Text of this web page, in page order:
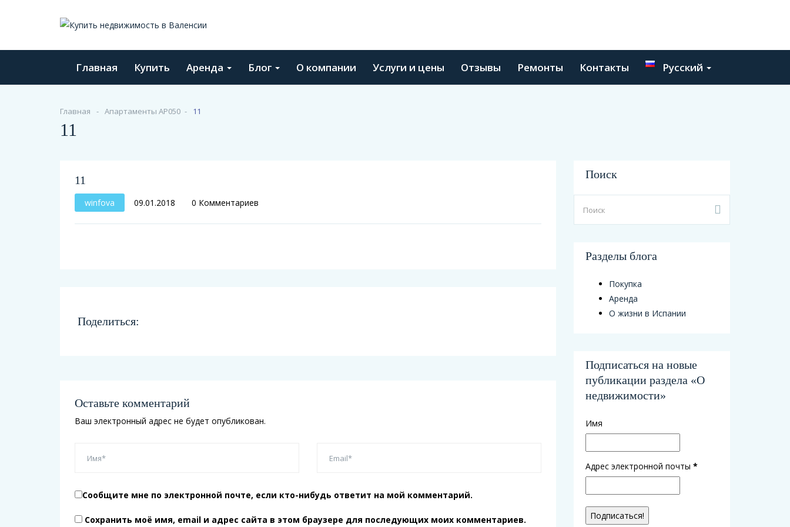
Главная Купить Аренда Блог О компании Услуги и цены Отзывы Ремонты Контакты Русский
Главная Апартаменты AP050 11
11
11
winfova 09.01.2018 0 Комментариев
Поделиться:
Оставьте комментарий
Ваш электронный адрес не будет опубликован.
Сообщите мне по электронной почте, если кто-нибудь ответит на мой комментарий.
Сохранить моё имя, email и адрес сайта в этом браузере для последующих моих комментариев.
Поиск
Разделы блога
Покупка
Аренда
О жизни в Испании
Подписаться на новые
публикации раздела «О
недвижимости»
Имя
Адрес электронной почты *